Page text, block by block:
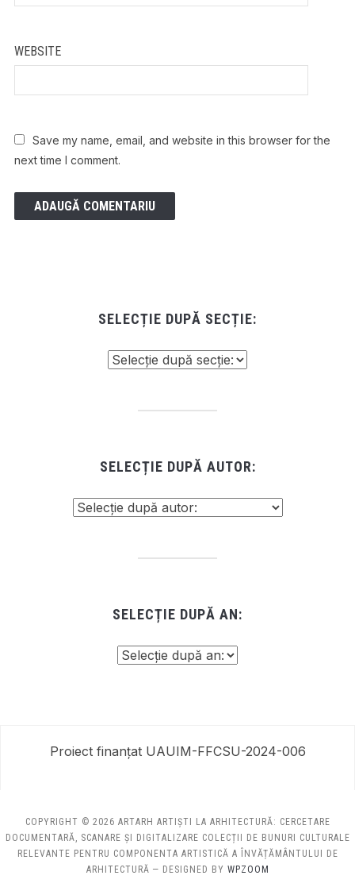
WEBSITE
Save my name, email, and website in this browser for the
next time I comment.
SELECȚIE DUPĂ SECȚIE:
SELECȚIE DUPĂ AUTOR:
SELECȚIE DUPĂ AN:
Proiect finanțat UAUIM-FFCSU-2024-006
COPYRIGHT © 2026 ARTARH ARTIȘTI LA ARHITECTURĂ: CERCETARE
DOCUMENTARĂ, SCANARE ȘI DIGITALIZARE COLECȚII DE BUNURI CULTURALE
RELEVANTE PENTRU COMPONENTA ARTISTICĂ A ÎNVĂȚĂMÂNTULUI DE
ARHITECTURĂ — DESIGNED BY WPZOOM